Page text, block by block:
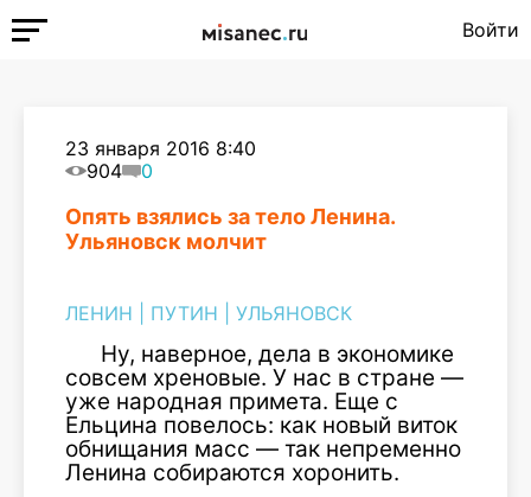
Войти
23 января 2016 8:40
904
0
Опять взялись за тело Ленина.
Ульяновск молчит
ЛЕНИН ПУТИН УЛЬЯНОВСК
Ну, наверное, дела в экономике
совсем хреновые. У нас в стране —
уже народная примета. Еще с
Ельцина повелось: как новый виток
обнищания масс — так непременно
Ленина собираются хоронить.